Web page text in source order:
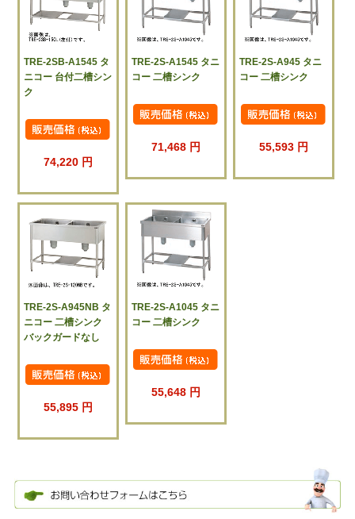
TRE-2SB-A1545 タ
ニコー 台付二槽シン
ク
74,220 円
TRE-2S-A1545 タニ
コー 二槽シンク
71,468 円
TRE-2S-A945 タニ
コー 二槽シンク
55,593 円
TRE-2S-A945NB タ
ニコー 二槽シンク
バックガードなし
55,895 円
TRE-2S-A1045 タニ
コー 二槽シンク
55,648 円